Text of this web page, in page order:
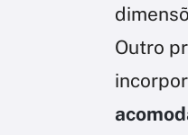
Outro